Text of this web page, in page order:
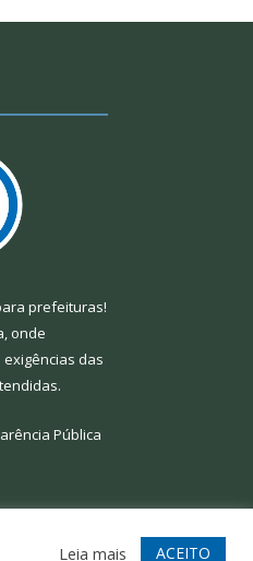
prefeituras!
onde
das
Pública
Acessar Webmail
Leia mais ACEITO